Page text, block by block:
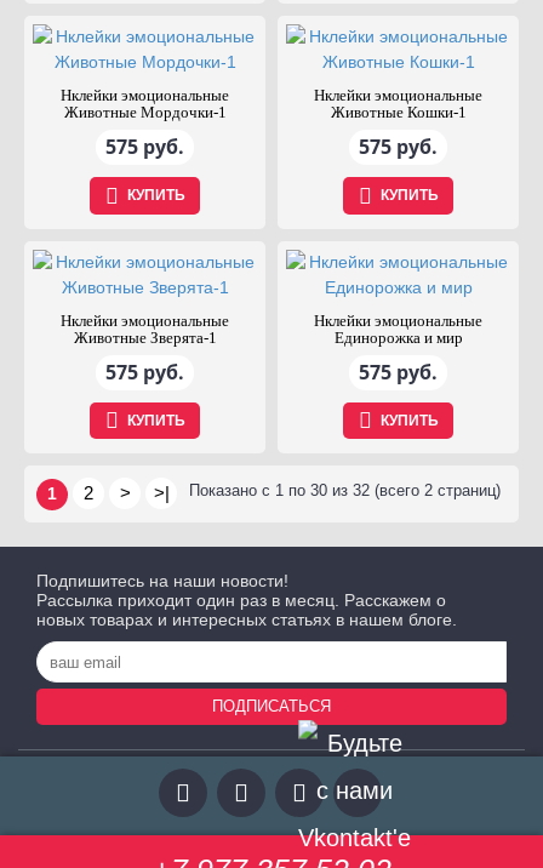
Нклейки эмоциональные
Животные Мордочки-1
575 руб.
КУПИТЬ
Нклейки эмоциональные
Животные Кошки-1
575 руб.
КУПИТЬ
Нклейки эмоциональные
Животные Зверята-1
575 руб.
КУПИТЬ
Нклейки эмоциональные
Единорожка и мир
575 руб.
КУПИТЬ
1 2 > >| Показано с 1 по 30 из 32 (всего 2 страниц)
Подпишитесь на наши новости!
Рассылка приходит один раз в месяц. Расскажем о
новых товарах и интересных статьях в нашем блоге.
ПОДПИСАТЬСЯ